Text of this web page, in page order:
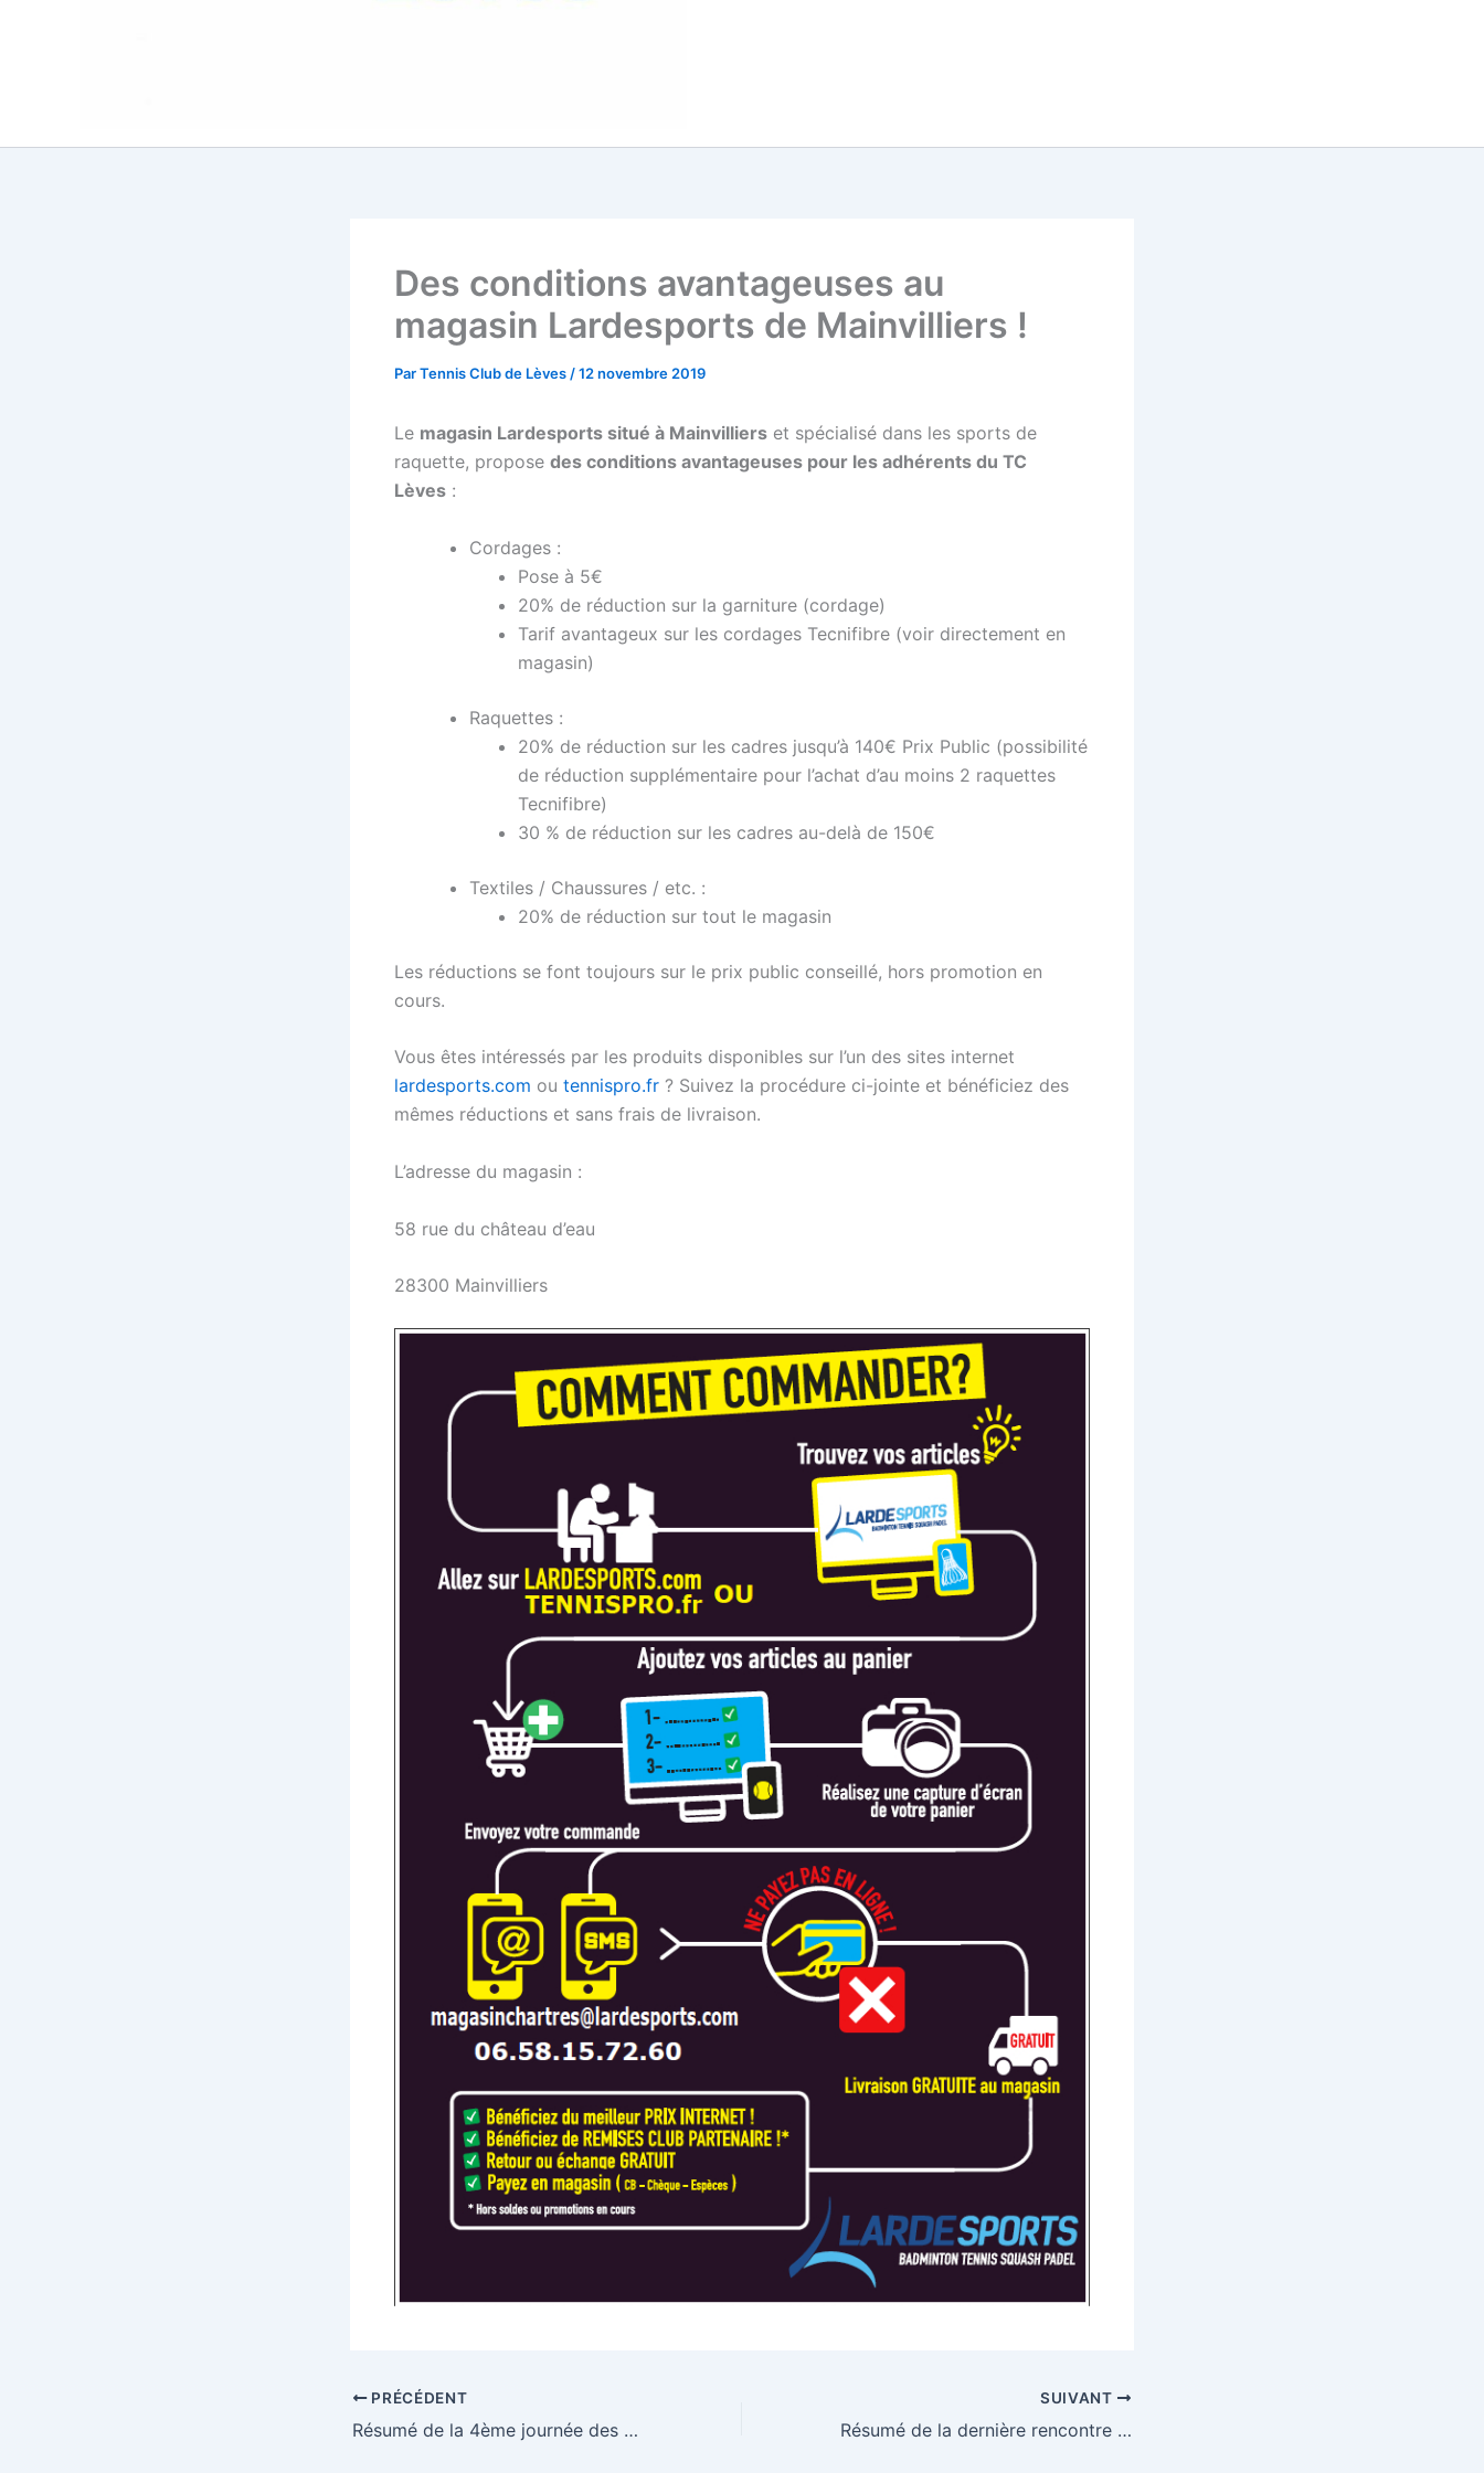
Des conditions avantageuses au
magasin Lardesports de Mainvilliers !
ParTennis Club de Lèves/12 novembre 2019
Le magasin Lardesports situé à Mainvilliers et spécialisé dans les sports de
raquette, propose des conditions avantageuses pour les adhérents du TC
Lèves :
Cordages :
Pose à 5€
20% de réduction sur la garniture (cordage)
Tarif avantageux sur les cordages Tecnifibre (voir directement en
magasin)
Raquettes :
20% de réduction sur les cadres jusqu’à 140€ Prix Public (possibilité
de réduction supplémentaire pour l’achat d’au moins 2 raquettes
Tecnifibre)
30 % de réduction sur les cadres au-delà de 150€
Textiles / Chaussures / etc. :
20% de réduction sur tout le magasin
Les réductions se font toujours sur le prix public conseillé, hors promotion en
cours.
Vous êtes intéressés par les produits disponibles sur l’un des sites internet
lardesports.com ou tennispro.fr ? Suivez la procédure ci-jointe et bénéficiez des
mêmes réductions et sans frais de livraison.
L’adresse du magasin :
58 rue du château d’eau
28300 Mainvilliers
PRÉCÉDENT
Résumé de la 4ème journée des championnats par équipes Hiver
SUIVANT
Résumé de la dernière rencontre de championnats par équipes Hiver